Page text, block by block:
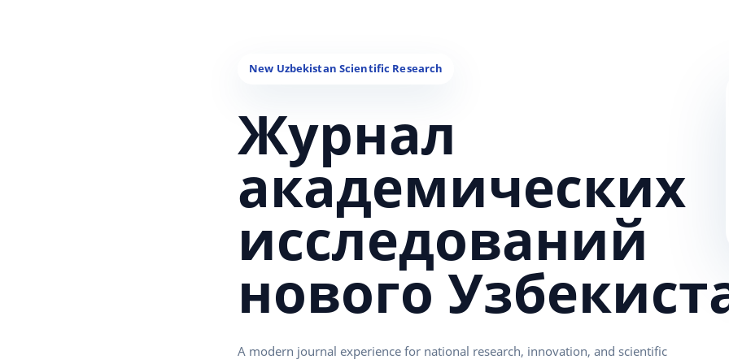
Журнал
академических
исследований
нового